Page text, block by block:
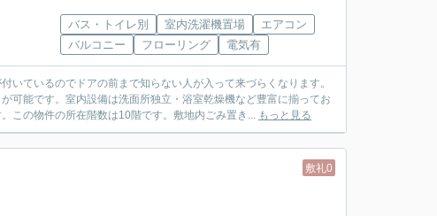
バス・トイレ別 室内洗濯機置場
エアコン
バルコニー
フローリング 電気有
ているのでドアの前まで知らない人が入って来づらくなります。
可能です。室内設備は洗面所独立・浴室乾燥機など豊富に揃ってお
この物件の所在階数は10階です。敷地内ごみ置き... もっと見る
敷礼0